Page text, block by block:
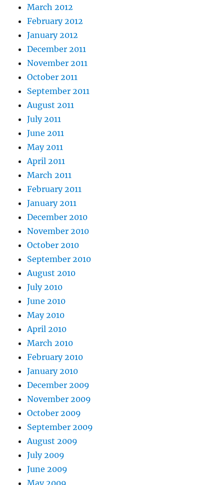
March 2012
February 2012
January 2012
December 2011
November 2011
October 2011
September 2011
August 2011
July 2011
June 2011
May 2011
April 2011
March 2011
February 2011
January 2011
December 2010
November 2010
October 2010
September 2010
August 2010
July 2010
June 2010
May 2010
April 2010
March 2010
February 2010
January 2010
December 2009
November 2009
October 2009
September 2009
August 2009
July 2009
June 2009